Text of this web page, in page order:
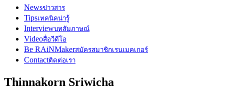
Newsข่าวสาร
Tipsเทคนิคน่ารู้
Interviewบทสัมภาษณ์
Videoสื่อวีดีโอ
Be RAiNMakerสมัครสมาชิกเรนเมคเกอร์
Contactติดต่อเรา
Thinnakorn Sriwicha